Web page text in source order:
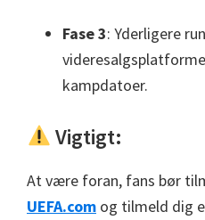
Fase 3: Yderligere
kampdatoer.
Vigtigt:
At være foran, fans bør
UEFA.com og tilmeld dig